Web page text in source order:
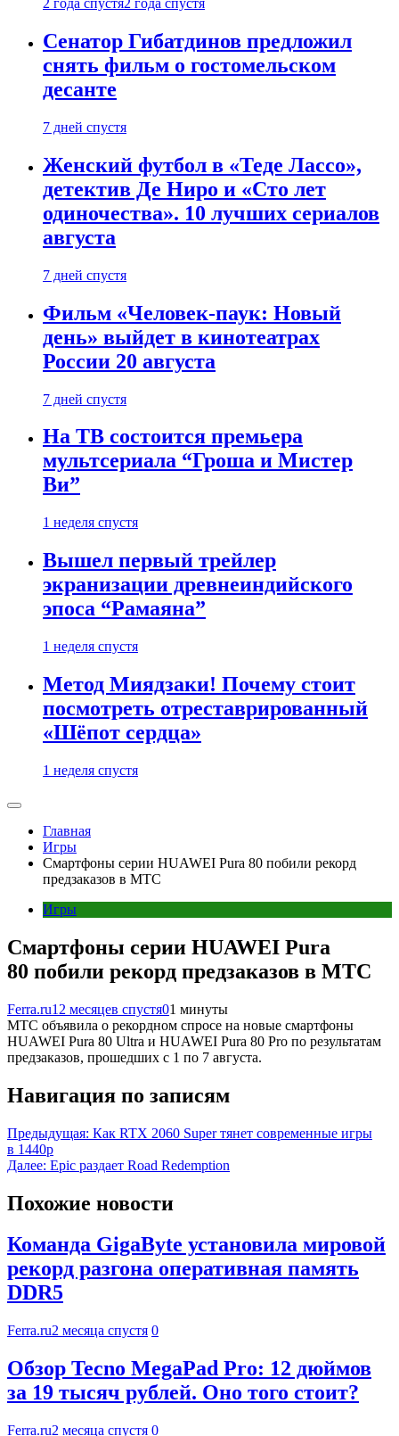
2 года спустя2 года спустя
Сенатор Гибатдинов предложил
снять фильм о гостомельском
десанте
7 дней спустя
Женский футбол в «Теде Лассо»,
детектив Де Ниро и «Сто лет
одиночества». 10 лучших сериалов
августа
7 дней спустя
Фильм «Человек-паук: Новый
день» выйдет в кинотеатрах
России 20 августа
7 дней спустя
На ТВ состоится премьера
мультсериала “Гроша и Мистер
Ви”
1 неделя спустя
Вышел первый трейлер
экранизации древнеиндийского
эпоса “Рамаяна”
1 неделя спустя
Метод Миядзаки! Почему стоит
посмотреть отреставрированный
«Шёпот сердца»
1 неделя спустя
Главная
Игры
Смартфоны серии HUAWEI Pura 80 побили рекорд
предзаказов в МТС
Игры
Смартфоны серии HUAWEI Pura
80 побили рекорд предзаказов в МТС
Ferra.ru12 месяцев спустя01 минуты
МТС объявила о рекордном спросе на новые смартфоны
HUAWEI Pura 80 Ultra и HUAWEI Pura 80 Pro по результатам
предзаказов, прошедших с 1 по 7 августа.
Навигация по записям
Предыдущая: Как RTX 2060 Super тянет современные игры
в 1440p
Далее: Epic раздает Road Redemption
Похожие новости
Команда GigaByte установила мировой
рекорд разгона оперативная память
DDR5
Ferra.ru2 месяца спустя 0
Обзор Tecno MegaPad Pro: 12 дюймов
за 19 тысяч рублей. Оно того стоит?
Ferra.ru2 месяца спустя 0